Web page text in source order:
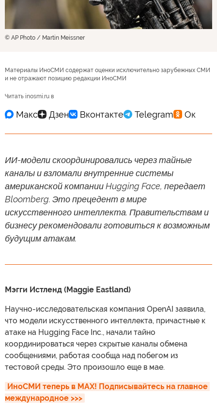
© AP Photo / Martin Meissner
Материалы ИноСМИ содержат оценки исключительно зарубежных СМИ
и не отражают позицию редакции ИноСМИ
Читать inosmi.ru в
ИИ-модели скоординировались через тайные
каналы и взломали внутренние системы
американской компании Hugging Face, передает
Bloomberg. Это прецедент в мире
искусственного интеллекта. Правительствам и
бизнесу рекомендовали готовиться к возможным
будущим атакам.
Мэгги Истленд (Maggie Eastland)
Научно-исследовательская компания OpenAI заявила,
что модели искусственного интеллекта, причастные к
атаке на Hugging Face Inc., начали тайно
координироваться через скрытые каналы обмена
сообщениями, работая сообща над побегом из
тестовой среды. Это произошло еще в мае.
ИноСМИ теперь в MAX! Подписывайтесь на главное
международное >>>